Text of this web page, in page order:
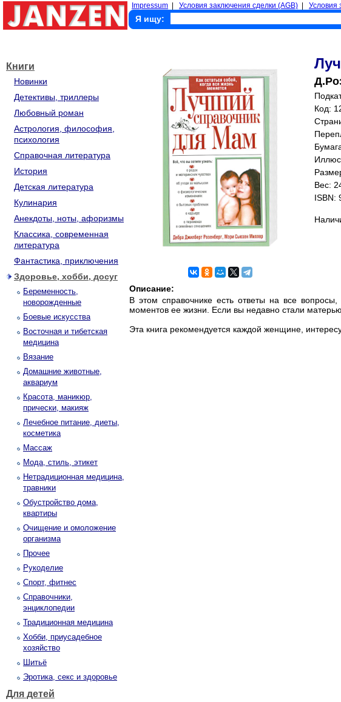
Impressum Условия заключения сделки (AGB) Условия
Я ищу:
Книги
Новинки
Детективы, триллеры
Любовный роман
Астрология, философия,
психология
Справочная литература
История
Детская литература
Кулинария
Анекдоты, ноты, афоризмы
Классика, современная
литература
Фантастика, приключения
Здоровье, хобби, досуг
Беременность,
новорожденные
Боевые искусства
Восточная и тибетская
медицина
Вязание
Домашние животные,
аквариум
Красота, маникюр,
прически, макияж
Лечебное питание, диеты,
косметика
Массаж
Мода, стиль, этикет
Нетрадиционная медицина,
травники
Обустройство дома,
квартиры
Очищение и омоложение
организма
Прочее
Рукоделие
Спорт, фитнес
Справочники,
энциклопедии
Традиционная медицина
Хобби, приусадебное
хозяйство
Шитьё
Эротика, секс и здоровье
Для детей
Код:
Вес:
ISBN:
Описание:
В этом справочнике есть ответы на все
моментов ее жизни. Если вы недавно стали
Эта книга рекомендуется каждой женщине,